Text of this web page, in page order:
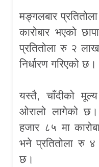
मङ्गलबार
कारोबार भएको
प्रतितोला रु २ लाख
निर्धारण गरिएको छ।
यस्तै, चाँदीको
ओरालो लागेको
हजार ८५ मा
भने प्रतितोला रु ४
छ।